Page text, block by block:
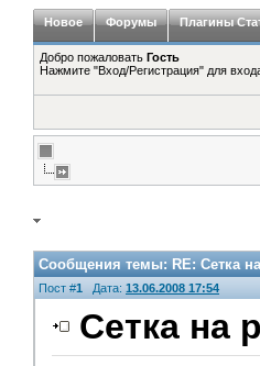
Новое Форумы Плагины
Добро пожаловать Гость
Нажмите "Вход/Регистрация" для
Сообщения темы:RE: Сетка
Пост #1 Дата: 13.06.2008 17:54
Сетка на